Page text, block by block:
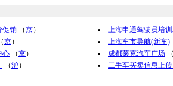
促销 （京）
（京）
心 （京）
（沪）
上海申通驾驶员培
上海车市导航(新车)
成都莱克汽车广场 （
二手车买卖信息上传